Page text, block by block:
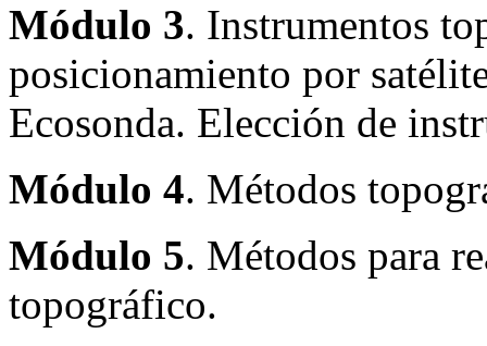
Módulo 3. Instrumentos
posicionamiento por
Ecosonda. Elección de
Módulo 4. Métodos
Módulo 5. Métodos para
topográfico.